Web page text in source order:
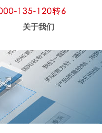
关于我们
软件开发